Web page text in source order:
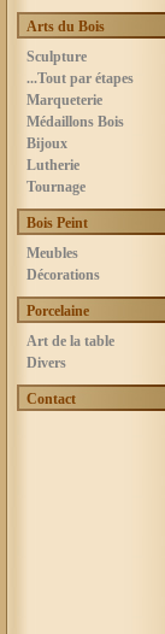
Arts du Bois
Sculpture
...Tout par étapes
Marqueterie
Médaillons Bois
Bijoux
Lutherie
Tournage
Bois Peint
Meubles
Décorations
Porcelaine
Art de la table
Divers
Contact